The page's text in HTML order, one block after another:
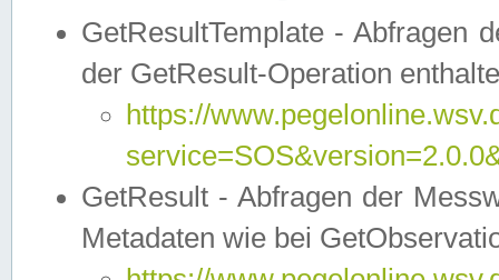
GetResultTemplate - Abfragen
der GetResult-Operation
https://
GetResult - Abfragen der
Metadaten wie bei